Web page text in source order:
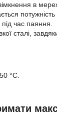
в
час паяння.
сталі,
°C.